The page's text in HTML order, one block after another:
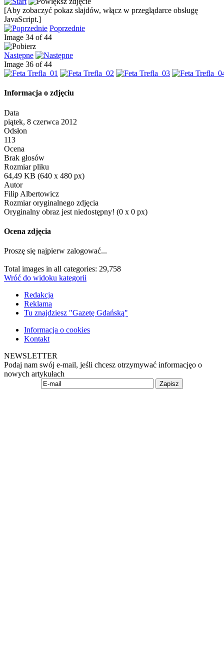
[Aby zobaczyć pokaz slajdów, włącz w przeglądarce obsługę
JavaScript.]
Poprzednie
Image 34 of 44
Następne
Image 36 of 44
Informacja o zdjęciu
Data
piątek, 8 czerwca 2012
Odsłon
113
Ocena
Brak głosów
Rozmiar pliku
64,49 KB (640 x 480 px)
Autor
Filip Albertowicz
Rozmiar oryginalnego zdjęcia
Oryginalny obraz jest niedostępny! (0 x 0 px)
Ocena zdjęcia
Proszę się najpierw zalogować...
Total images in all categories: 29,758
Wróć do widoku kategorii
Redakcja
Reklama
Tu znajdziesz "Gazetę Gdańską"
Informacja o cookies
Kontakt
NEWSLETTER
Podaj nam swój e-mail, jeśli chcesz otrzymywać informacjęo o
nowych artykułach
Zapisz